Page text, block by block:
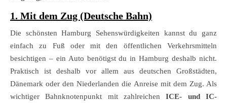
1. Mit dem Zug (Deutsche Bahn)
Die schönsten Hamburg Sehenswürdigkeiten kannst du ganz
einfach zu Fuß oder mit den öffentlichen Verkehrsmitteln
besichtigen – ein Auto benötigst du in Hamburg deshalb nicht.
Praktisch ist deshalb vor allem aus deutschen Großstädten,
Dänemark oder den Niederlanden die Anreise mit dem Zug. Als
wichtiger Bahnknotenpunkt mit zahlreichenICE- und IC-